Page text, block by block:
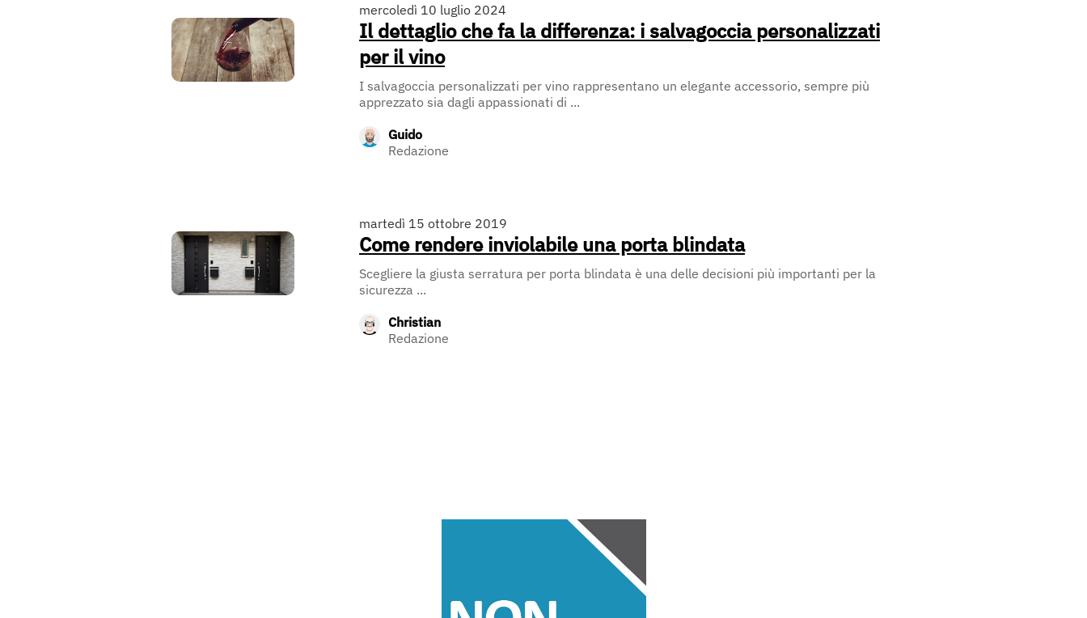
mercoledì 10 luglio 2024
Il dettaglio che fa la differenza: i salvagoccia personalizzati
per il vino
I salvagoccia personalizzati per vino rappresentano un elegante accessorio, sempre più
apprezzato sia dagli appassionati di ...
Guido
Redazione
martedì 15 ottobre 2019
Come rendere inviolabile una porta blindata
Scegliere la giusta serratura per porta blindata è una delle decisioni più importanti per la
sicurezza ...
Christian
Redazione